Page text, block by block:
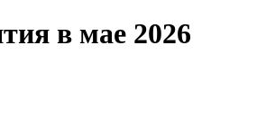
в мае 2026